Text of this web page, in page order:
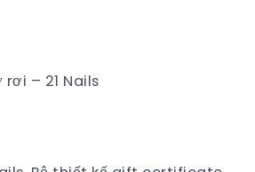
– 21 Nails